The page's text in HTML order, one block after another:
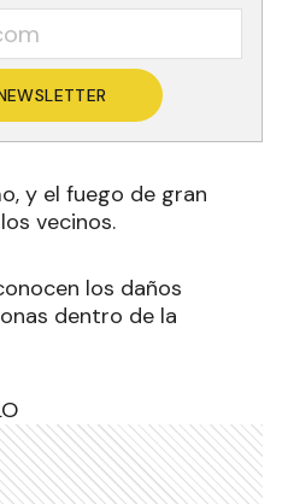
y el fuego de gran
vecinos.
los daños
dentro de la